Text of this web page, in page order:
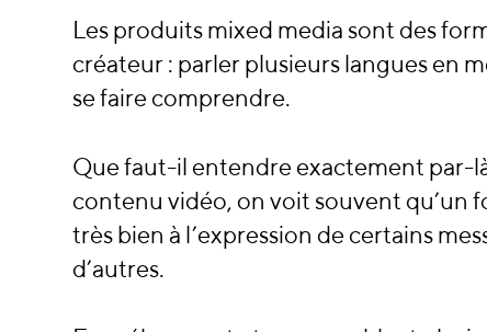
Les produits mixed media sont des
créateur : parler plusieurs langues en
se faire comprendre.
Que faut-il entendre exactement par-
contenu vidéo, on voit souvent qu’un
très bien à l’expression de certains
d’autres.